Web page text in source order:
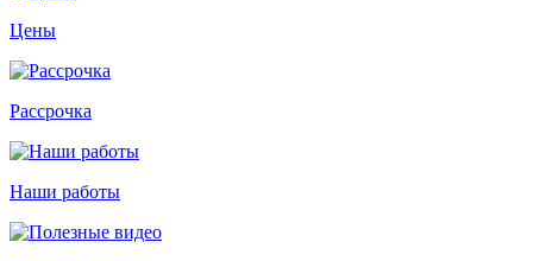
Цены
Рассрочка
Наши работы